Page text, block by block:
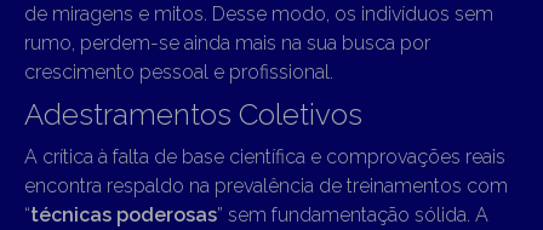
de miragens e mitos. Desse modo, os indivíduos sem
rumo, perdem-se ainda mais na sua busca por
crescimento pessoal e profissional.
Adestramentos Coletivos
A crítica à falta de base científica e comprovações reais
encontra respaldo na prevalência de treinamentos com
“técnicas poderosas” sem fundamentação sólida. A